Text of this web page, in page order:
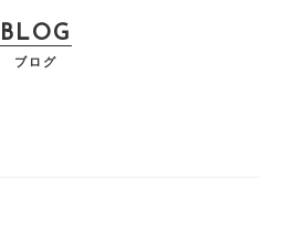
BLOG
ブログ